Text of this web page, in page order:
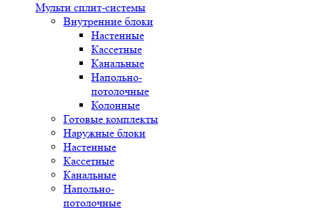
Мульти сплит-системы
Внутренние блоки
Настенные
Кассетные
Канальные
Напольно-
потолочные
Колонные
Готовые комплекты
Наружные блоки
Настенные
Кассетные
Канальные
Напольно-
потолочные